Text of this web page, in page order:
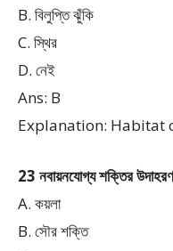
B. বিলুপ্তি ঝুঁকি
C. স্থির
D. নেই
Ans: B
Explanation: Habitat
23 নবায়নযোগ্য শক্তির
A. কয়লা
B. সৌর শক্তি